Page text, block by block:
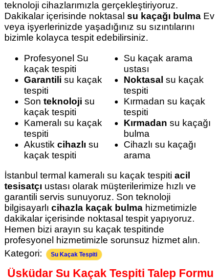
teknoloji cihazlarımızla gerçekleştiriyoruz.
Dakikalar içerisinde noktasal su kaçağı bulmaEv
veya işyerlerinizde yaşadığınız su sızıntılarını
bizimle kolayca tespit edebilirsiniz.
Profesyonel Su
kaçak tespiti
Garantili su kaçak
tespiti
Son teknoloji su
kaçak tespiti
Kameralı su kaçak
tespiti
Akustik cihazlı su
kaçak tespiti
Su kaçak arama
ustası
Noktasal su kaçak
tespiti
Kırmadan su kaçak
tespiti
Kırmadan su kaçağı
bulma
Cihazlı su kaçağı
arama
İstanbul termal kameralı su kaçak tespiti acil
tesisatçı ustası olarak müşterilerimize hızlı ve
garantili servis sunuyoruz. Son teknoloji
bilgisayarlı cihazla kaçak bulmahizmetimizle
dakikalar içerisinde noktasal tespit yapıyoruz.
Hemen bizi arayın su kaçak tespitinde
profesyonel hizmetimizle sorunsuz hizmet alın.
Kategori:
Su Kaçak Tespiti
Üsküdar Su Kaçak Tespiti Talep Formu